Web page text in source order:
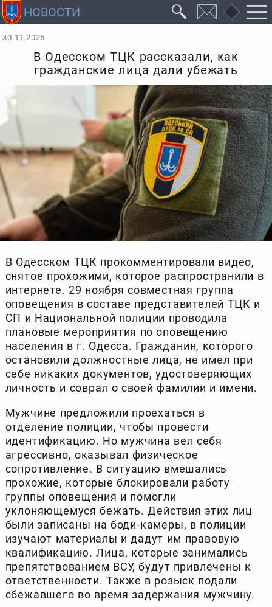
30.11.2025
В Одесском ТЦК рассказали, как
гражданские лица дали убежать
В Одесском ТЦК прокомментировали видео,
снятое прохожими, которое распространили в
интернете. 29 ноября совместная группа
оповещения в составе представителей ТЦК и
СП и Национальной полиции проводила
плановые мероприятия по оповещению
населения в г. Одесса. Гражданин, которого
остановили должностные лица, не имел при
себе никаких документов, удостоверяющих
личность и соврал о своей фамилии и имени.
Мужчине предложили проехаться в
отделение полиции, чтобы провести
идентификацию. Но мужчина вел себя
агрессивно, оказывал физическое
сопротивление. В ситуацию вмешались
прохожие, которые блокировали работу
группы оповещения и помогли
уклоняющемуся бежать. Действия этих лиц
были записаны на боди-камеры, в полиции
изучают материалы и дадут им правовую
квалификацию. Лица, которые занимались
препятствованием ВСУ, будут привлечены к
ответственности. Также в розыск подали
сбежавшего во время задержания мужчину.